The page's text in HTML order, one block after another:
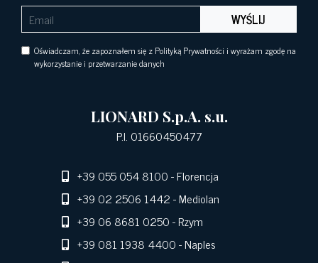
WYŚLIJ
Oświadczam, że zapoznałem się z Polityką Prywatności i wyrażam zgodę na
wykorzystanie i przetwarzanie danych
LIONARD S.p.A. s.u.
P.I. 01660450477
+39 055 054 8100- Florencja
+39 02 2506 1442- Mediolan
+39 06 8681 0250- Rzym
+39 081 1938 4400- Naples